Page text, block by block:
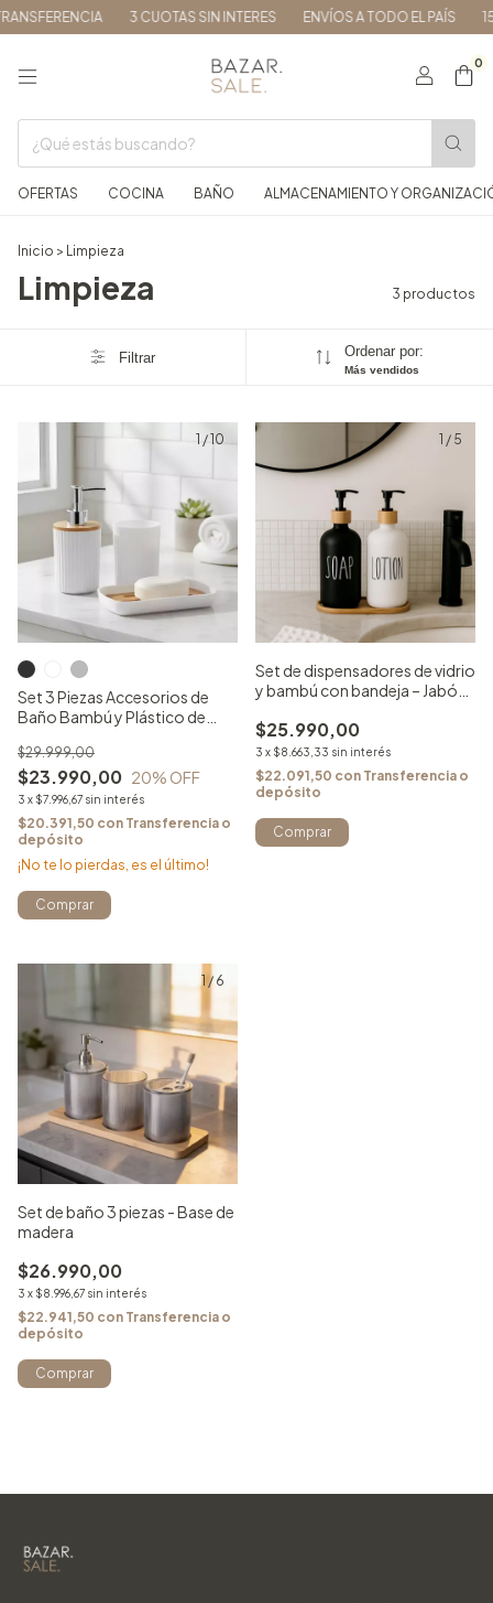
3 CUOTAS SIN INTERES ENVÍOS A TODO EL PAÍS
0
OFERTAS COCINA BAÑO ALMACENAMIENTO Y
Inicio > Limpieza
Limpieza 3 productos
Filtrar Ordenar por:
Más vendidos
1 /10
Set 3 Piezas Accesorios de
Baño Bambú y Plástico de
$23.990,00
$29.999,00
20% OFF
3 x $7.996,67 sin interés
$20.391,50 con Transferencia o
depósito
¡No te lo pierdas, es el último!
Comprar
1 / 5
Set de dispensadores de vidrio
y bambú con bandeja – Jabón
$25.990,00
3 x $8.663,33 sin interés
$22.091,50 con Transferencia o
depósito
Comprar
1 / 6
Set de baño 3 piezas - Base de
madera
$26.990,00
3 x $8.996,67 sin interés
$22.941,50 con Transferencia o
depósito
Comprar